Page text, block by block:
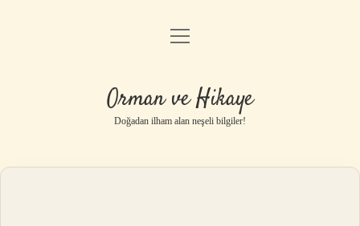
Anasayfa
Yasal Uyarı
menüyü
Orman ve Hikaye
Doğadan ilham alan neşeli bilgiler!